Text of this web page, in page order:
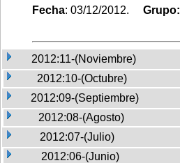
Fecha: 03/12/2012. Grupo:
2012:11-(Noviembre)
2012:10-(Octubre)
2012:09-(Septiembre)
2012:08-(Agosto)
2012:07-(Julio)
2012:06-(Junio)